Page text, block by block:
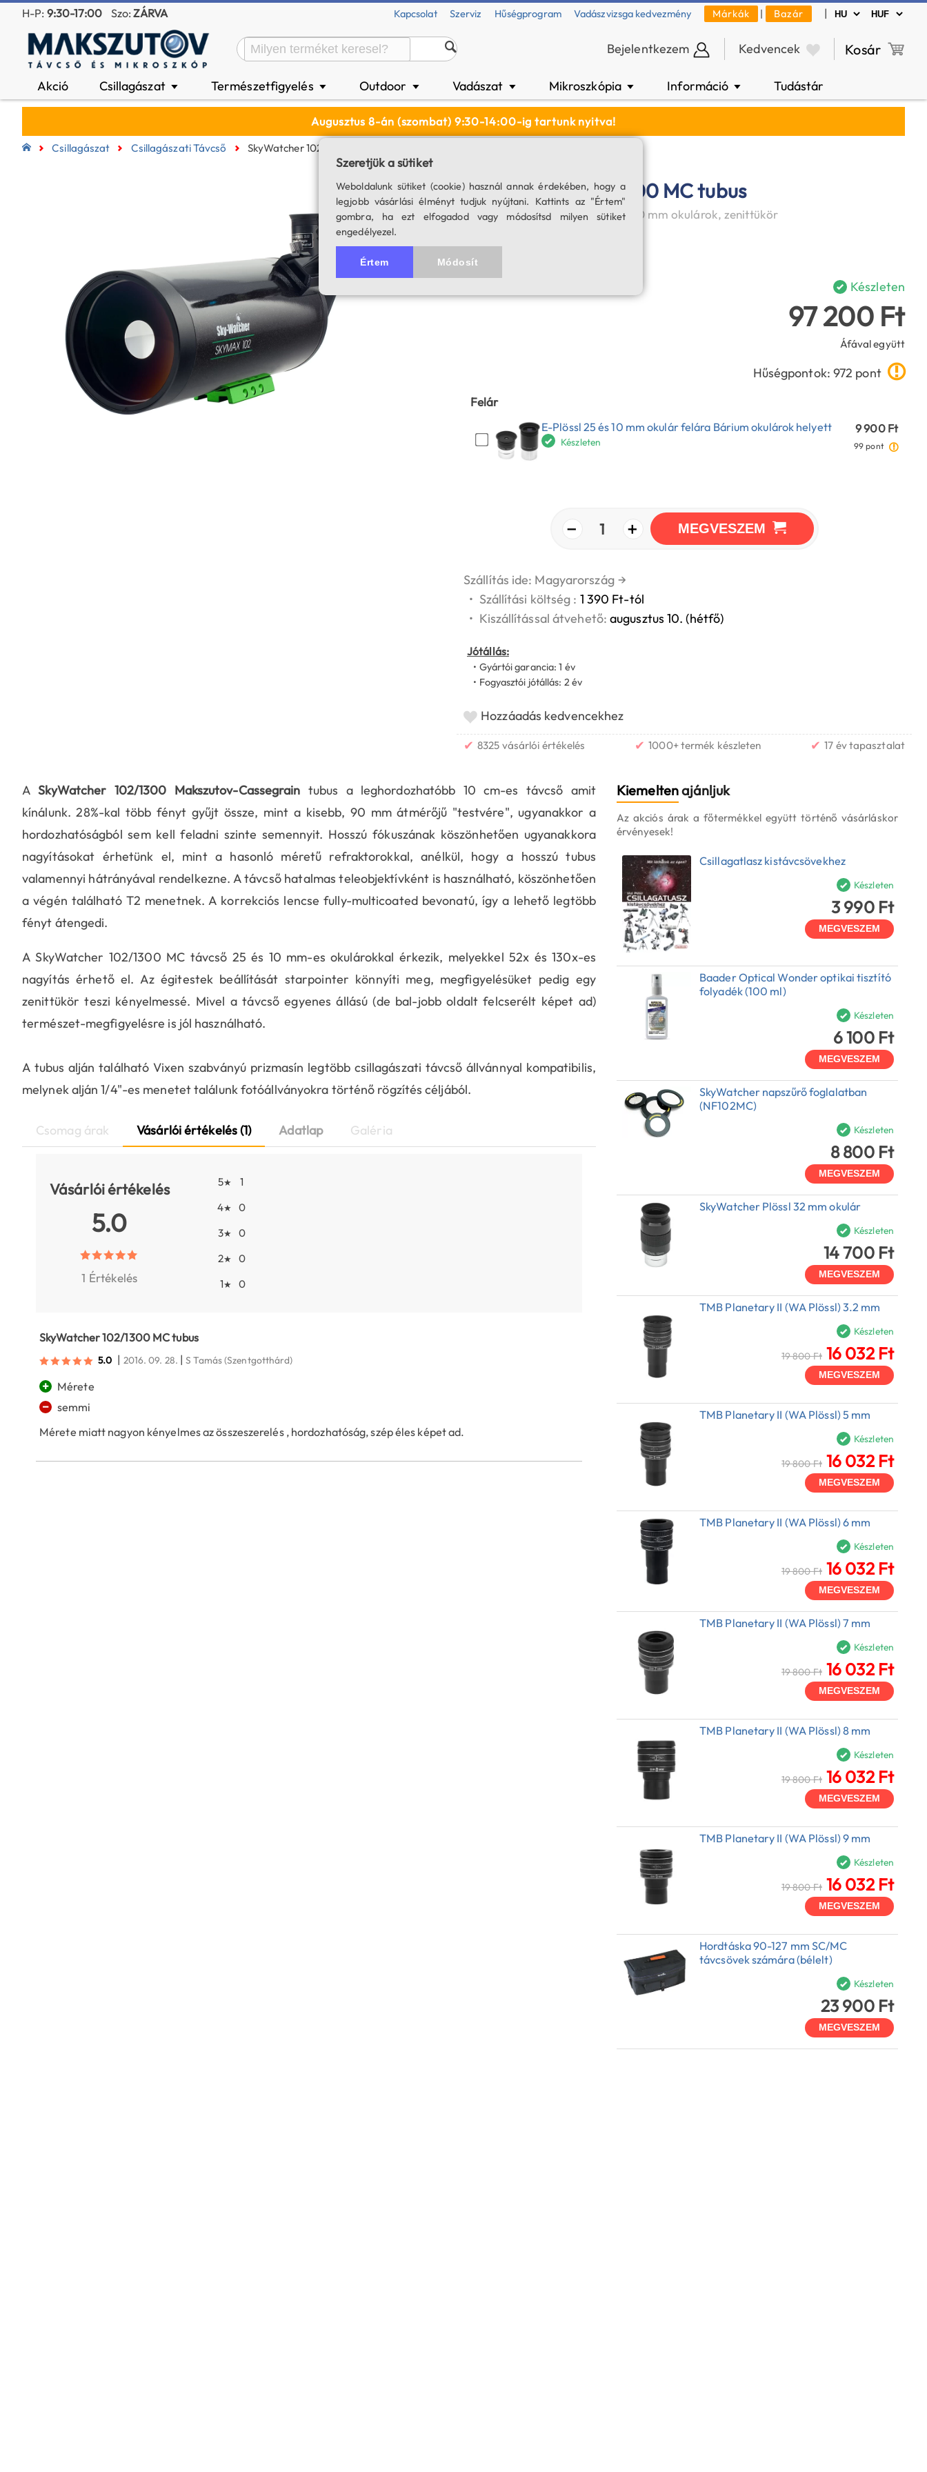
H-P: 9:30-17:00 Szo:ZÁRVA Kapcsolat Szerviz Hűségprogram Vadászvizsga kedvezmény Márkák | Bazár |
Bejelentkezem Kedvencek Kosár
Akció Csillagászat ▼ Természetfigyelés ▼ Outdoor ▼ Vadászat ▼ Mikroszkópia ▼ Információ ▼ Tudástár
Augusztus 8-án (szombat) 9:30-14:00-ig tartunk nyitva!
Csillagászat Csillagászati Távcső SkyWatcher 102/1300 MC Tubus
SkyWatcher 102/1300 MC tubus
Felszereltség: starpointer, 25 és 10 mm okulárok, zenittükör
Készleten
97 200 Ft
Áfával együtt
Hűségpontok: 972 pont
Felár
E-Plössl 25 és 10 mm okulár felára Bárium okulárok helyett
Készleten
9 900 Ft
99 pont
− 1 + MEGVESZEM
Szállítás ide: Magyarország →
• Szállítási költség : 1 390 Ft-tól
• Kiszállítással átvehető:augusztus 10. (hétfő)
Jótállás:
• Gyártói garancia: 1 év
• Fogyasztói jótállás: 2 év
Hozzáadás kedvencekhez
✔ 8325 vásárlói értékelés ✔ 1000+ termék készleten ✔ 17 év tapasztalat
ASkyWatcher 102/1300 Makszutov-Cassegrain tubus a leghordozhatóbb 10 cm-es távcső amit
kínálunk. 28%-kal több fényt gyűjt össze, mint a kisebb, 90 mm átmérőjű "testvére", ugyanakkor a
hordozhatóságból sem kell feladni szinte semennyit. Hosszú fókuszának köszönhetően ugyanakkora
nagyításokat érhetünk el, mint a hasonló méretű refraktorokkal, anélkül, hogy a hosszú tubus
valamennyi hátrányával rendelkezne. A távcső hatalmas teleobjektívként is használható, köszönhetően
a végén található T2 menetnek. A korrekciós lencse fully-multicoated bevonatú, így a lehető legtöbb
fényt átengedi.
A SkyWatcher 102/1300 MC távcső 25 és 10 mm-es okulárokkal érkezik, melyekkel 52x és 130x-es
nagyítás érhető el. Az égitestek beállítását starpointer könnyíti meg, megfigyelésüket pedig egy
zenittükör teszi kényelmessé. Mivel a távcső egyenes állású (de bal-jobb oldalt felcserélt képet ad)
természet-megfigyelésre is jól használható.
A tubus alján található Vixen szabványú prizmasín legtöbb csillagászati távcső állvánnyal kompatibilis,
melynek alján 1/4"-es menetet találunk fotóállványokra történő rögzítés céljából.
Csomag árak Vásárlói értékelés (1) Adatlap Galéria
Vásárlói értékelés
5.0
1 Értékelés
5★
1
4★
0
3★
0
2★
0
1★ 0
SkyWatcher 102/1300 MC tubus
5.0 | 2016. 09. 28. |S Tamás(Szentgotthárd)
+ Mérete
− semmi
Mérete miatt nagyon kényelmes az összeszerelés , hordozhatóság, szép éles képet ad.
Kiemeltenajánljuk
Az akciós árak a főtermékkel együtt történő vásárláskor
érvényesek!
Csillagatlasz kistávcsövekhez
Készleten
3 990 Ft
MEGVESZEM
Baader Optical Wonder optikai tisztító
folyadék (100 ml)
Készleten
6 100 Ft
MEGVESZEM
SkyWatcher napszűrő foglalatban
(NF102MC)
Készleten
8 800 Ft
MEGVESZEM
SkyWatcher Plössl 32 mm okulár
Készleten
14 700 Ft
MEGVESZEM
TMB Planetary II (WA Plössl) 3.2 mm
Készleten
19 800 Ft 16 032 Ft
MEGVESZEM
TMB Planetary II (WA Plössl) 5 mm
Készleten
19 800 Ft 16 032 Ft
MEGVESZEM
TMB Planetary II (WA Plössl) 6 mm
Készleten
19 800 Ft 16 032 Ft
MEGVESZEM
TMB Planetary II (WA Plössl) 7 mm
Készleten
19 800 Ft 16 032 Ft
MEGVESZEM
TMB Planetary II (WA Plössl) 8 mm
Készleten
19 800 Ft 16 032 Ft
MEGVESZEM
TMB Planetary II (WA Plössl) 9 mm
Készleten
19 800 Ft 16 032 Ft
MEGVESZEM
Hordtáska 90-127 mm SC/MC
távcsövek számára (bélelt)
Készleten
23 900 Ft
MEGVESZEM
Szeretjük a sütiket
Weboldalunk sütiket (cookie) használ annak érdekében, hogy a
legjobb vásárlási élményt tudjuk nyújtani. Kattints az "Értem"
gombra, ha ezt elfogadod vagy módosítsd milyen sütiket
engedélyezel.
Értem Módosít